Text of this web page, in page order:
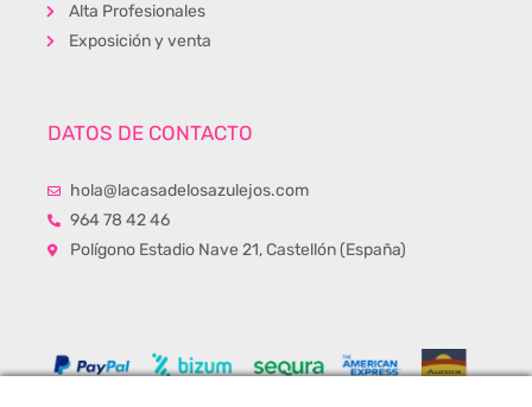
Alta Profesionales
Exposición y venta
DATOS DE CONTACTO
hola@lacasadelosazulejos.com
964 78 42 46
Polígono Estadio Nave 21, Castellón (España)